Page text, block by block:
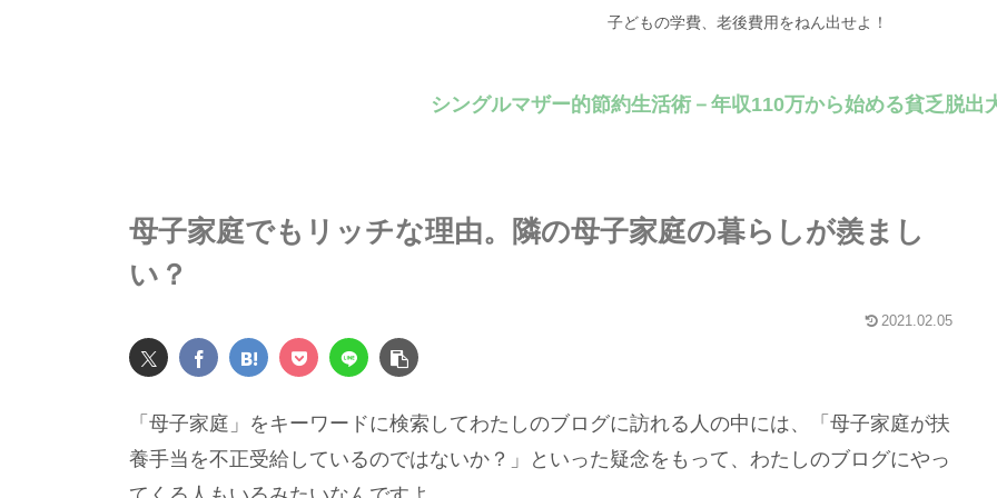
子どもの学費、老後費用をねん出せよ！
シングルマザー的節約生活術－年収110万から始める貧乏脱出
母子家庭でもリッチな理由。隣の母子家庭の暮らしが羨まし
い？
2021.02.05
「母子家庭」をキーワードに検索してわたしのブログに訪れる人の中には、「母子家庭が扶
養手当を不正受給しているのではないか？」といった疑念をもって、わたしのブログにやっ